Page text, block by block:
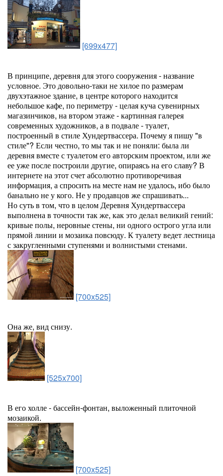
[699x477]
В принципе, деревня для этого сооружения - название
условное. Это довольно-таки не хилое по размерам
двухэтажное здание, в центре которого находится
небольшое кафе, по периметру - целая куча сувенирных
магазинчиков, на втором этаже - картинная галерея
современных художников, а в подвале - туалет,
построенный в стиле Хундертвассера. Почему я пишу "в
стиле"? Если честно, то мы так и не поняли: была ли
деревня вместе с туалетом его авторским проектом, или же
ее уже после построили другие, опираясь на его славу? В
интернете на этот счет абсолютно противоречивая
информация, а спросить на месте нам не удалось, ибо было
банально не у кого. Не у продавцов же спрашивать...
Но суть в том, что в целом Деревня Хундертвассера
выполнена в точности так же, как это делал великий гений:
кривые полы, неровные стены, ни одного острого угла или
прямой линии и мозаика повсюду. К туалету ведет лестница
с закругленными ступенями и волнистыми стенами.
[700x525]
Она же, вид снизу.
[525x700]
В его холле - бассейн-фонтан, выложенный плиточной
мозаикой.
[700x525]